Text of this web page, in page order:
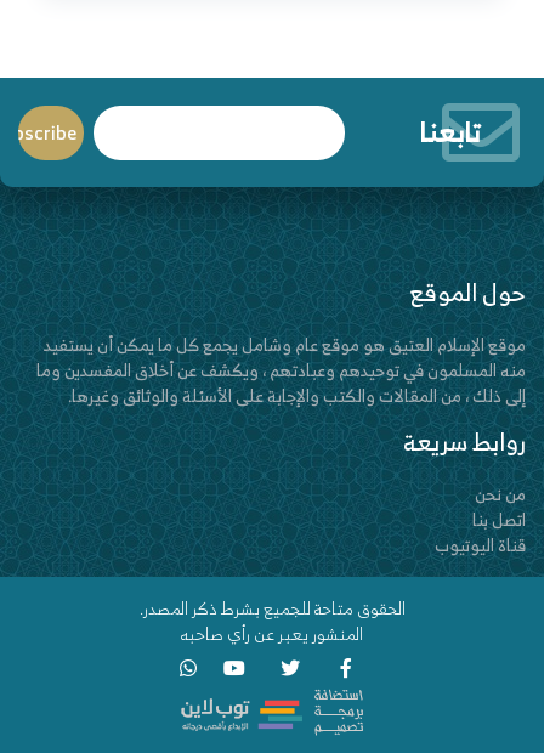
تابعنا
حول الموقع
موقع الإسلام العتيق هو موقع عام وشامل يجمع كل ما يمكن أن يستفيد
منه المسلمون في توحيدهم وعبادتهم ، ويكشف عن أخلاق المفسدين وما
إلى ذلك ، من المقالات والكتب والإجابة على الأسئلة والوثائق وغيرها.
روابط سريعة
من نحن
اتصل بنا
قناة اليوتيوب
الحقوق متاحة للجميع بشرط ذكر المصدر.
المنشور يعبر عن رأي صاحبه